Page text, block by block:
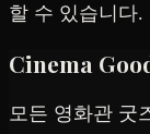
할 수 있습니다.
Cinema
모든 영화관 굿